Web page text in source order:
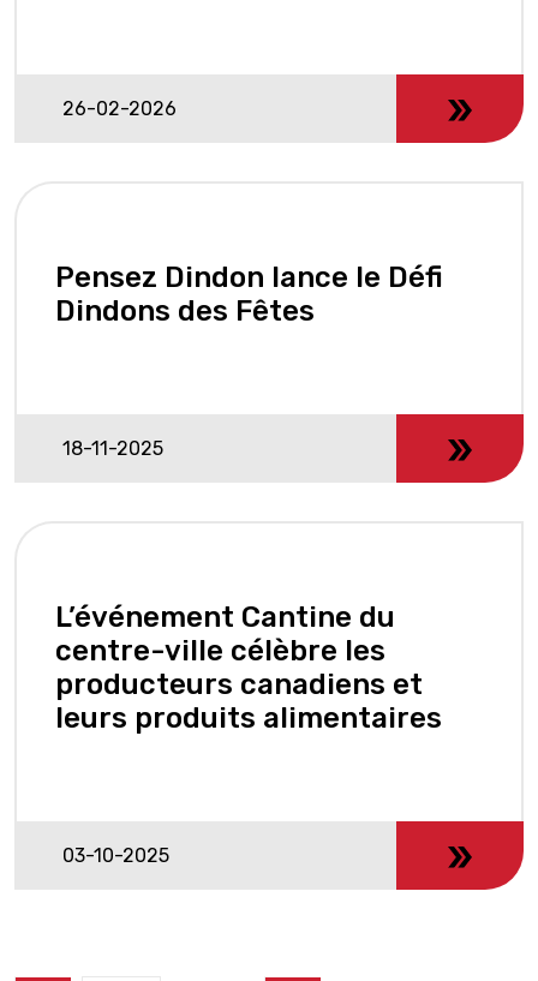
26-02-2026
Pensez Dindon lance le Défi
Dindons des Fêtes
18-11-2025
L’événement Cantine du
centre-ville célèbre les
producteurs canadiens et
leurs produits alimentaires
03-10-2025